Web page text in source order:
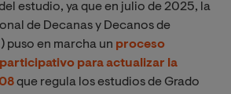
estudio, ya que en julio de 2025, la
de Decanas y Decanos de
puso en marcha un proceso
para actualizar la
que regula los estudios de Grado